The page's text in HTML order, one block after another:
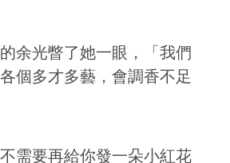
余光瞥了她一眼，「我們
個多才多藝，會調香不足
需要再給你發一朵小紅花